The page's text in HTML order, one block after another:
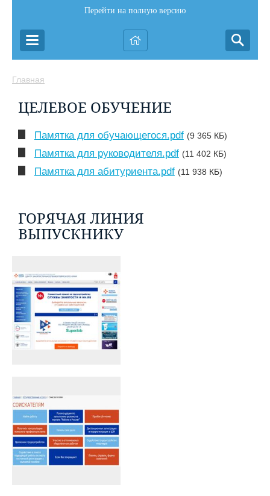
Перейти на полную версию
Главная
ЦЕЛЕВОЕ ОБУЧЕНИЕ
Памятка для обучающегося.pdf (9 365 КБ)
Памятка для руководителя.pdf (11 402 КБ)
Памятка для абитуриента.pdf (11 938 КБ)
ГОРЯЧАЯ ЛИНИЯ
ВЫПУСКНИКУ